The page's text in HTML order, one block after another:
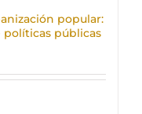
popular:
políticas públicas